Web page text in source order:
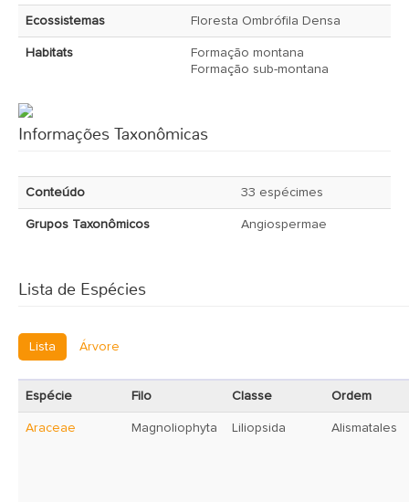
Ecossistemas Floresta Ombrófila Densa
Habitats
Formação montana
Formação sub-montana
Informações Taxonômicas
Conteúdo 33 espécimes
Grupos Taxonômicos Angiospermae
Lista de Espécies
Lista Árvore
Espécie Filo Classe Ordem
Araceae Magnoliophyta Liliopsida Alismatales